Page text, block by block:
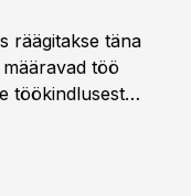
räägitakse täna
töö
töökindlusest